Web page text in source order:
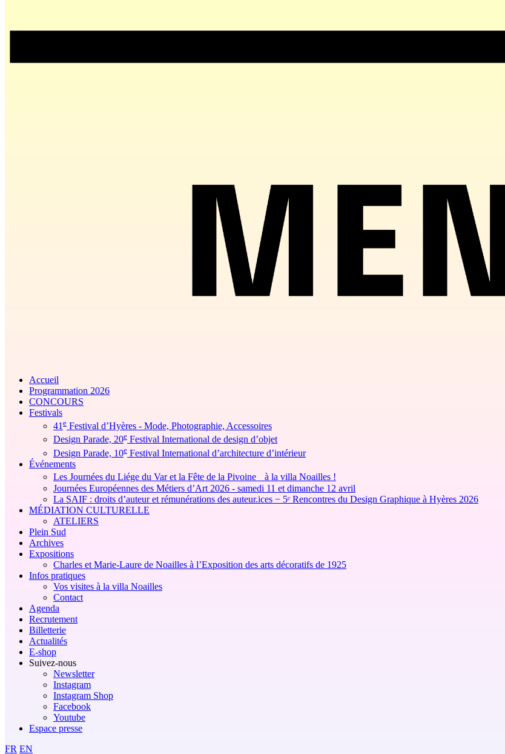
Accueil
Programmation 2026
CONCOURS
Festivals
41 e Festival d’Hyères - Mode, Photographie, Accessoires
Design Parade, 20e Festival International de design d’objet
Design Parade, 10e Festival International d’architecture d’intérieur
Événements
Les Journées du Liége du Var et la Fête de la Pivoine à la villa Noailles !
Journées Européennes des Métiers d’Art 2026 - samedi 11 et dimanche 12 avril
La SAIF : droits d’auteur et rémunérations des auteur.ices − 5ᵉ Rencontres du Design Graphique à Hyères 2026
MÉDIATION CULTURELLE
ATELIERS
Plein Sud
Archives
Expositions
Charles et Marie-Laure de Noailles à l’Exposition des arts décoratifs de 1925
Infos pratiques
Vos visites à la villa Noailles
Contact
Agenda
Recrutement
Billetterie
Actualités
E-shop
Suivez-nous
Newsletter
Instagram
Instagram Shop
Facebook
Youtube
Espace presse
FR EN